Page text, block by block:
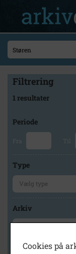
Filtrering
1 resultater
Periode
Fra Til
Type
Arkiv
Cookies på